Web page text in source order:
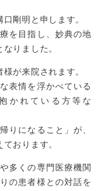
剛明と申します。
を目指し、妙典の地
りました。
が来院されます。
表情を浮かべている
かれている方等な
りになること」が、
おります。
多くの専門医療機関
の患者様との対話を